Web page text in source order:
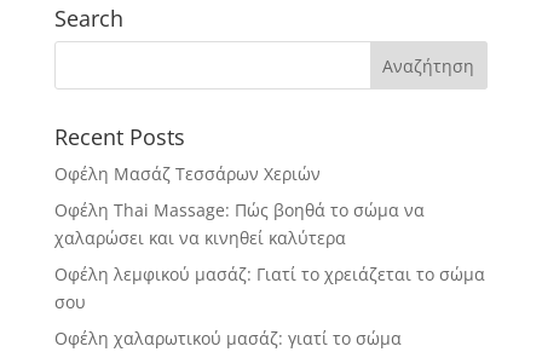
Search
Recent Posts
Οφέλη Μασάζ Τεσσάρων Χεριών
Οφέλη Thai Massage: Πώς βοηθά το σώμα να
χαλαρώσει και να κινηθεί καλύτερα
Οφέλη λεμφικού μασάζ: Γιατί το χρειάζεται το σώμα
σου
Οφέλη χαλαρωτικού μασάζ: γιατί το σώμα